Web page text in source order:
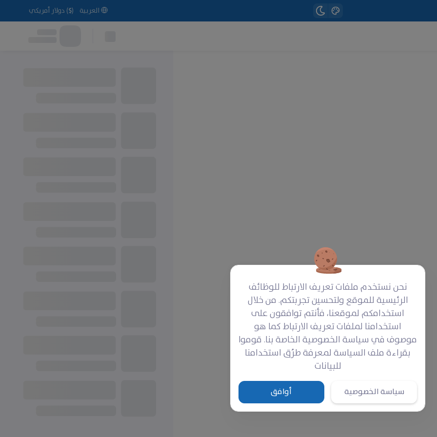
العربية (
$
) دولار أمريكي
نحن نستخدم ملفات تعريف الارتباط للوظائف
الرئيسية للموقع ولتحسين تجربتكم. من خلال
استخدامكم لموقعنا، فأنتم توافقون على
استخدامنا لملفات تعريف الارتباط كما هو
موصوف في سياسة الخصوصية الخاصة بنا. قوموا
بقراءة ملف السياسة لمعرفة طرُق استخدامنا
للبيانات
سياسة الخصوصية أوافق